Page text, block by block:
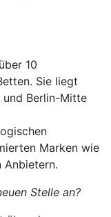
10
Sie liegt
und Berlin-Mitte
Marken wie
Anbietern.
Stelle an?